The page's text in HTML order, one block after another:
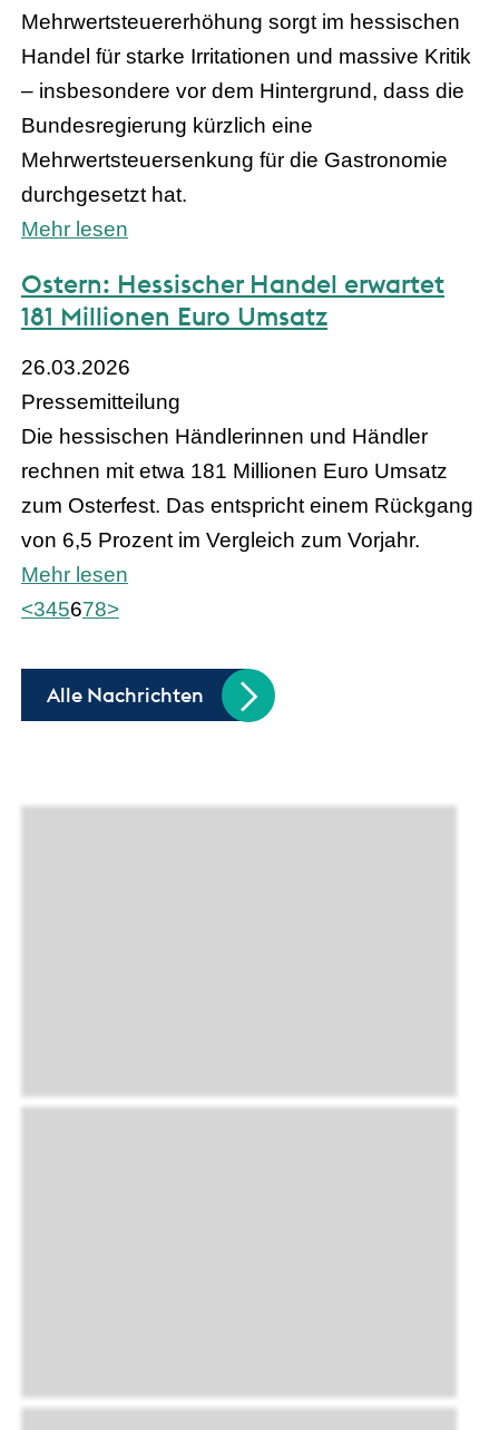
Mehrwertsteuererhöhung sorgt im hessischen
Handel für starke Irritationen und massive Kritik
– insbesondere vor dem Hintergrund, dass die
Bundesregierung kürzlich eine
Mehrwertsteuersenkung für die Gastronomie
durchgesetzt hat.
Mehr lesen
Ostern: Hessischer Handel erwartet
181 Millionen Euro Umsatz
26.03.2026
Pressemitteilung
Die hessischen Händlerinnen und Händler
rechnen mit etwa 181 Millionen Euro Umsatz
zum Osterfest. Das entspricht einem Rückgang
von 6,5 Prozent im Vergleich zum Vorjahr.
Mehr lesen
<345678>
Alle Nachrichten